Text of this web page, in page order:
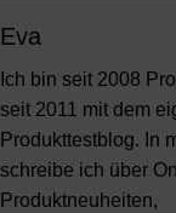
Eva
Ich bin seit 2008
seit 2011 mit dem
Produkttestblog. In
schreibe ich über
Produktneuheiten,